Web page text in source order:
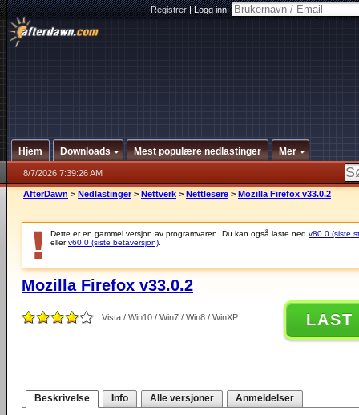
Registrer|Logg inn:
Hjem Downloads Mest populære nedlastinger Mer
8/7/2026 7:39:26 AM
AfterDawn > Nedlastinger > Nettverk > Nettlesere > Mozilla Firefox v33.0.2
Dette er en gammel versjon av programvaren. Du kan også laste ned v80.0 (siste
ellerv60.0 (siste betaversjon)
Mozilla Firefox v33.0.2
Vista / Win10 / Win7 / Win8 / WinXP LAST
Beskrivelse Info Alle versjoner Anmeldelser